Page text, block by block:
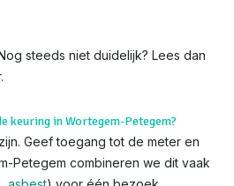
steeds niet duidelijk? Lees dan
keuring in Wortegem-Petegem?
Geef toegang tot de meter en
Petegem combineren we dit vaak